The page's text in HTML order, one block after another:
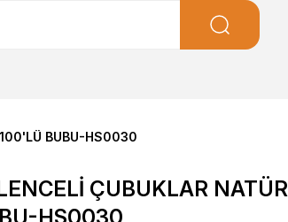
100'LÜ BUBU-HS0030
ÇUBUKLAR